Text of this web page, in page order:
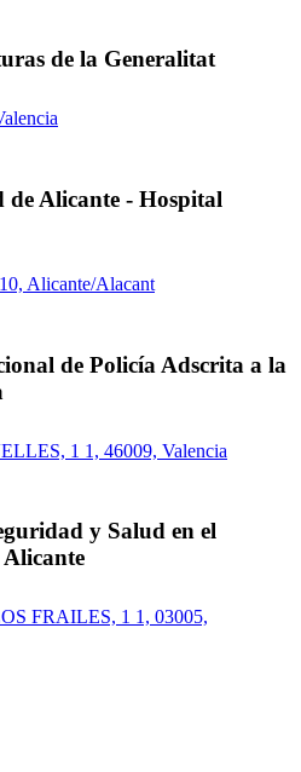
de la Generalitat
de Alicante - Hospital
Alicante/Alacant
de Policía Adscrita a la
1 1, 46009, Valencia
y Salud en el
FRAILES, 1 1, 03005,